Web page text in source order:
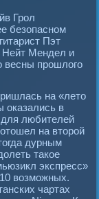
Грол
безопасном
Пэт
Нейт Мендел и
весны прошлого
на «лето
оказались в
для любителей
на второй
дурным
такое
экспресс»
возможных.
чартах